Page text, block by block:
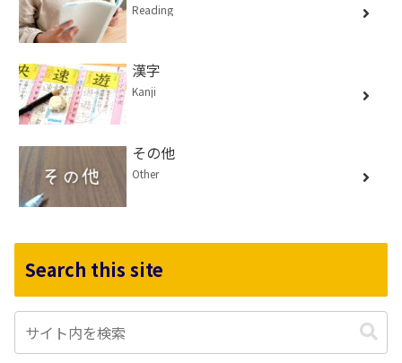
Reading
漢字
Kanji
その他
Other
Search this site